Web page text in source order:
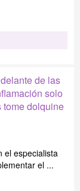
de las
solo
tome dolquine
el especialista
el ...